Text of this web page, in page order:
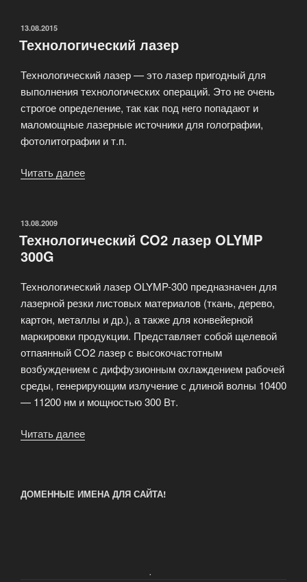
ОПУБЛИКОВАНО
13.08.2015
Технологический лазер
Технологический лазер — это лазер пригодный для
выполнения технологических операций. Это не очень
строгое определение, так как под него попадают и
маломощные лазерные источники для голографии,
фотолитографии и т.п.
Читать далее
ОПУБЛИКОВАНО
13.08.2009
Технологический CO2 лазер OLYMP
300G
Технологический лазер OLYMP-300 предназначен для
лазерной резки листовых материалов (ткань, дерево,
картон, металлы и др.), а также для конвейерной
маркировки продукции. Представляет собой щелевой
отпаянный СО2 лазер с высокочастотным
возбуждением с диффузионным охлаждением рабочей
среды, генерирующим излучение с длиной волны 10400
— 11200 нм и мощностью 300 Вт.
Читать далее
300G»
ДОМЕННЫЕ ИМЕНА ДЛЯ САЙТА!
.